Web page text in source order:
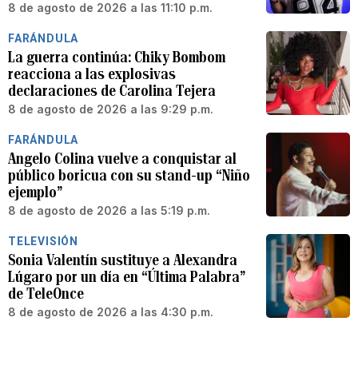
8 de agosto de 2026 a las 11:10 p.m.
FARÁNDULA
La guerra continúa: Chiky Bombom
reacciona a las explosivas
declaraciones de Carolina Tejera
8 de agosto de 2026 a las 9:29 p.m.
FARÁNDULA
Angelo Colina vuelve a conquistar al
público boricua con su stand-up “Niño
ejemplo”
8 de agosto de 2026 a las 5:19 p.m.
TELEVISIÓN
Sonia Valentín sustituye a Alexandra
Lúgaro por un día en “Última Palabra”
de TeleOnce
8 de agosto de 2026 a las 4:30 p.m.